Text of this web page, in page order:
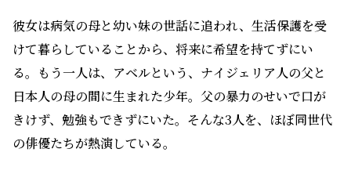
彼女は病気の母と幼い妹の世話に追われ、生活保護を受
けて暮らしていることから、将来に希望を持てずにい
る。もう一人は、アベルという、ナイジェリア人の父と
日本人の母の間に生まれた少年。父の暴力のせいで口が
きけず、勉強もできずにいた。そんな3人を、ほぼ同世代
の俳優たちが熱演している。